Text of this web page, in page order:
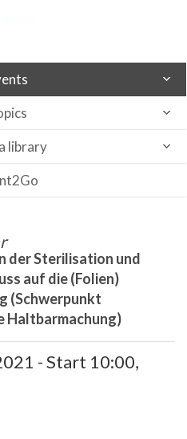
library
der Sterilisation und
auf die (Folien)
(Schwerpunkt
Haltbarmachung)
- Start 10:00,